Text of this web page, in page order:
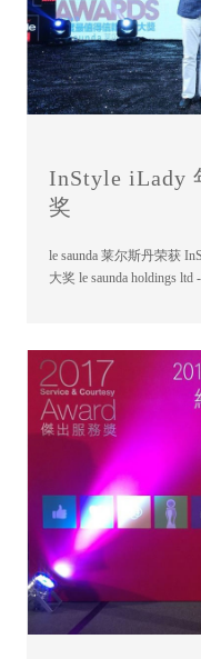
InStyle iLady
奖
le saunda 莱尔斯丹荣获
大奖 le saunda holdings ltd